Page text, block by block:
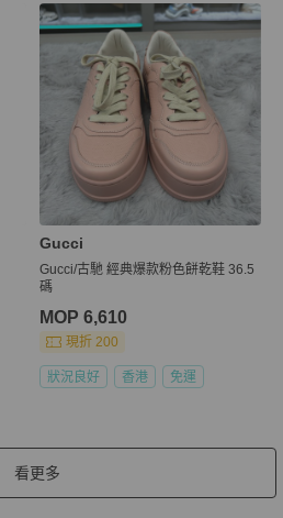
Gucci
Gucci/古馳 經典爆款粉色餅乾鞋 36.5
碼
MOP 6,610
現折 200
狀況良好 香港 免運
看更多